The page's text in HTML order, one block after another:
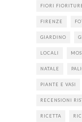
FIORI
FIRENZE
GIARDINO
LOCALI
NATALE
PIANTE E VASI
RECENSIONI
RICETTA